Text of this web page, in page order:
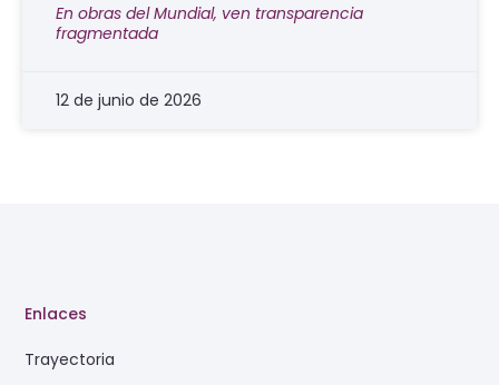
En obras del Mundial, ven transparencia
fragmentada
12 de junio de 2026
Enlaces
Trayectoria